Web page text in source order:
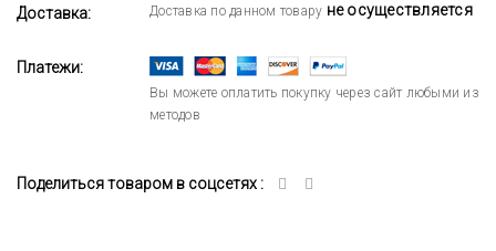
Доставка: Доставка по данном товару не осуществляется
Платежи:
Вы можете оплатить покупку через сайт любыми из
методов
Поделиться товаром в соцсетях :